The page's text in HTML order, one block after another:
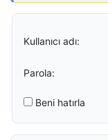
Kullanıcı adı:
Parola:
Beni hatırla